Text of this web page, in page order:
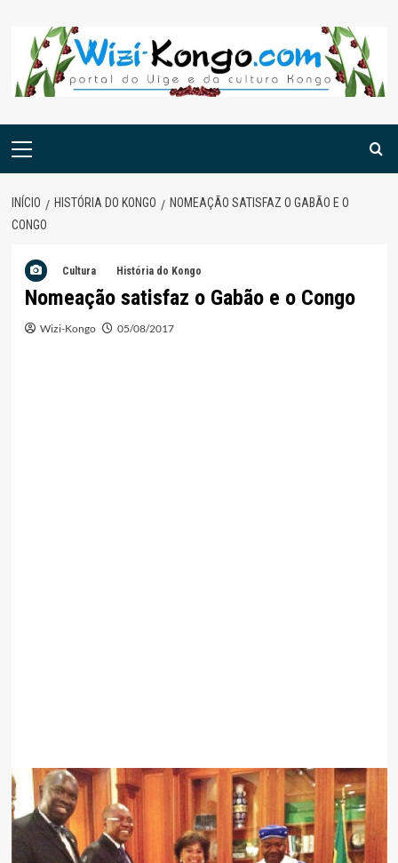
content
Menu
INÍCIO HISTÓRIA DO KONGO
NOMEAÇÃO SATISFAZ O GABÃO E O
CONGO
Cultura História do Kongo
Nomeação satisfaz o Gabão e o Congo
Wizi-Kongo 05/08/2017